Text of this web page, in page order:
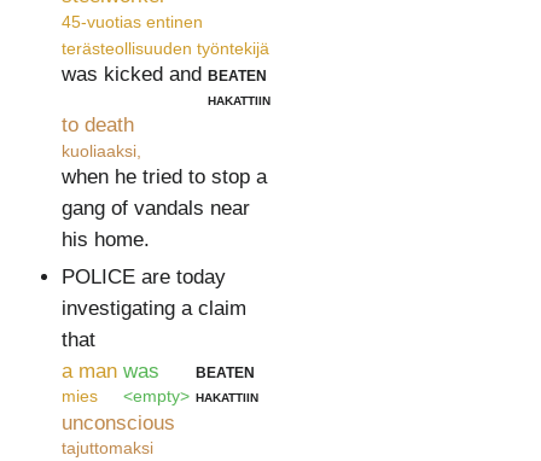
45-vuotias entinen
terästeollisuuden työntekijä
was kicked and beaten
hakattiin
to death
kuoliaaksi,
when he tried to stop a
gang of vandals near
his home.
POLICE are today
investigating a claim
that
a man
mies
was
<empty>
beaten
hakattiin
unconscious
tajuttomaksi